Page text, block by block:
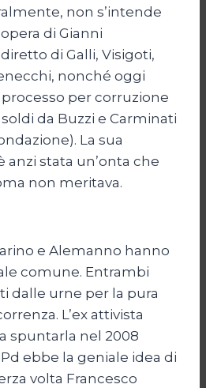
non s’intende
di Gianni
di Galli, Visigoti,
nonché oggi
per corruzione
da Buzzi e Carminati
La sua
stata un’onta che
non meritava.
e Alemanno hanno
comune. Entrambi
dalle urne per la pura
L’ex attivista
spuntarla nel 2008
ebbe la geniale idea di
volta Francesco